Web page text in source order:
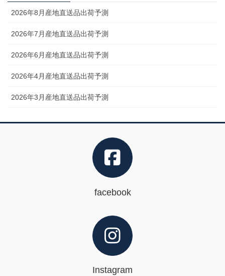
2026年8月産地直送品出荷予測
2026年7月産地直送品出荷予測
2026年6月産地直送品出荷予測
2026年4月産地直送品出荷予測
2026年3月産地直送品出荷予測
facebook
Instagram